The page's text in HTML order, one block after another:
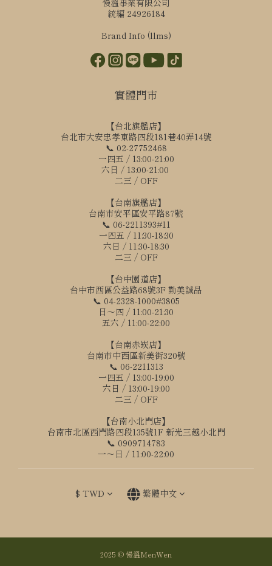
統編 24926184
Brand Info (llms)
實體門市
【台北旗艦店】
台北市大安忠孝東路四段181巷40弄14號
📞 02-27752468
一四五 / 13:00-21:00
六日 / 13:00-21:00
二三 / OFF
【台南旗艦店】
台南市安平區安平路87號
📞 06-2211393#11
一四五 / 11:30-18:30
六日 / 11:30-18:30
二三 / OFF
【台中園道店】
台中市西區公益路68號3F 勤美誠品
📞 04-2328-1000#3805
日～四 / 11:00-21:30
五六 / 11:00-22:00
【台南赤崁店】
台南市中西區新美街320號
📞 06-2211313
一四五 / 13:00-19:00
六日 / 13:00-19:00
二三 / OFF
【台南小北門店】
台南市北區西門路四段135號1F 新光三越小北門
📞 0909714783
一～日 / 11:00-22:00
$ TWD 繁體中文
2025 © 慢溫MenWen